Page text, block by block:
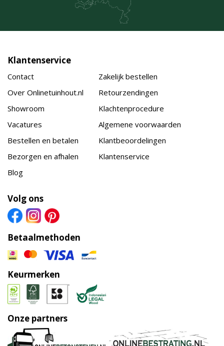
Klantenservice
Contact
Over Onlinetuinhout.nl
Showroom
Vacatures
Bestellen en betalen
Bezorgen en afhalen
Blog
Zakelijk bestellen
Retourzendingen
Klachtenprocedure
Algemene voorwaarden
Klantbeoordelingen
Klantenservice
Volg ons
Betaalmethoden
Keurmerken
Onze partners